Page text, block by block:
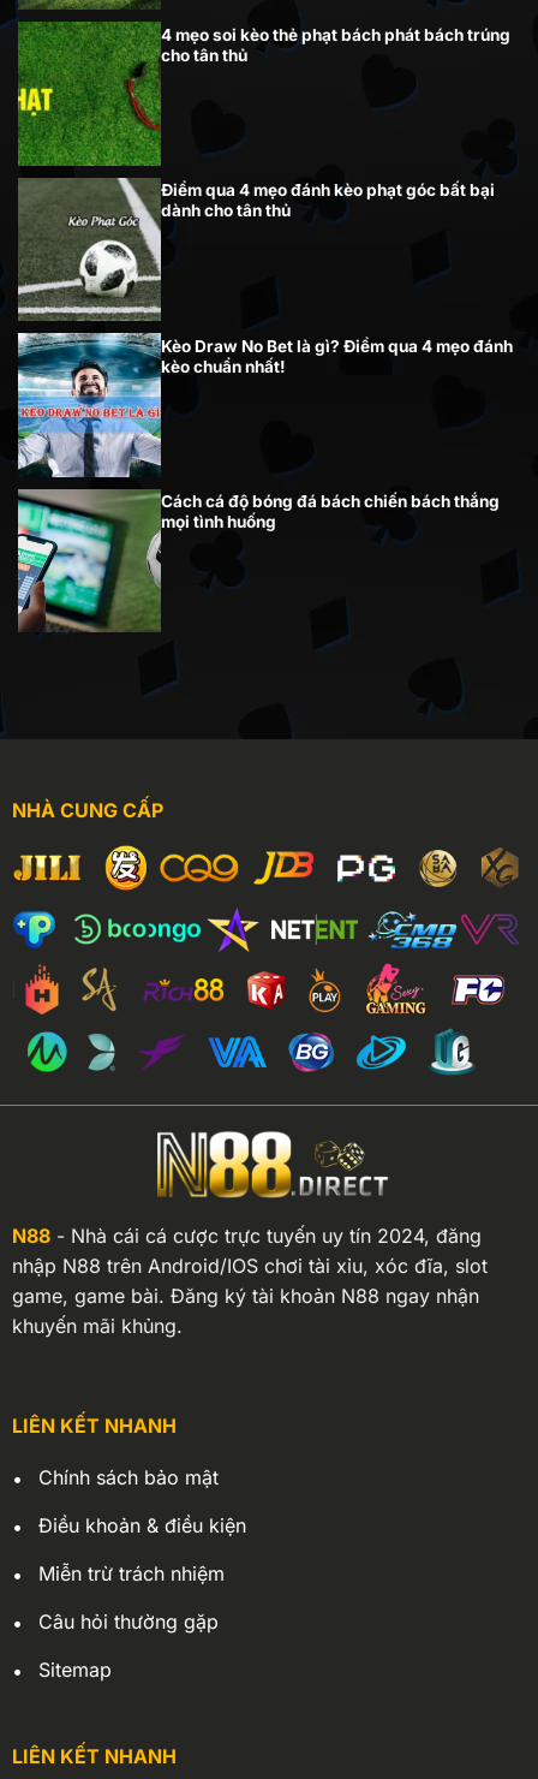
4 mẹo soi kèo thẻ phạt bách phát bách trúng
cho tân thủ
Điểm qua 4 mẹo đánh kèo phạt góc bất bại
dành cho tân thủ
Kèo Draw No Bet là gì? Điểm qua 4 mẹo đánh
kèo chuẩn nhất!
Cách cá độ bóng đá bách chiến bách thắng
mọi tình huống
NHÀ CUNG CẤP
N88- Nhà cái cá cược trực tuyến uy tín 2024, đăng
nhập N88 trên Android/IOS chơi tài xỉu, xóc đĩa, slot
game, game bài. Đăng ký tài khoản N88 ngay nhận
khuyến mãi khủng.
LIÊN KẾT NHANH
Chính sách bảo mật
Điều khoản & điều kiện
Miễn trừ trách nhiệm
Câu hỏi thường gặp
Sitemap
LIÊN KẾT NHANH